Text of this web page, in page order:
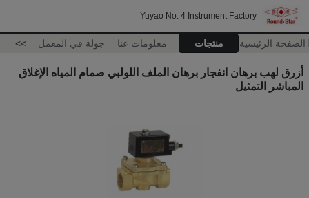
Yuyao No. 4 Instrument Factory
الصفحة الرئيسية منتجات معلومات عنا جولة في المعمل >>
أزرق لهب برهان انفجار برهان الملف اللولبي صمام المياه الإغلاق
المباشر التمثيل